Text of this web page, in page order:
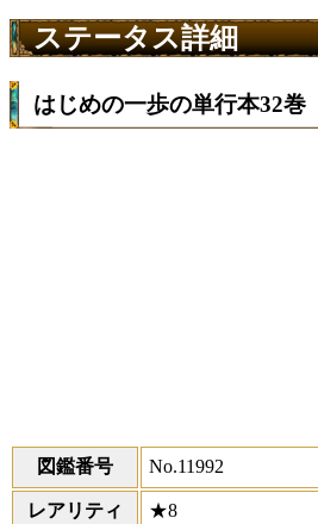
ステータス詳細
はじめの一歩の単行本32巻
図鑑番号 No.11992
レアリティ ★8